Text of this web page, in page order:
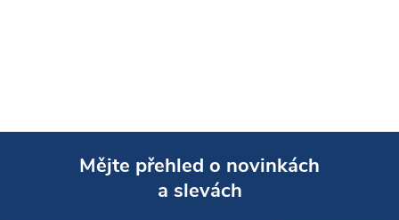
Mějte přehled o novinkách
a slevách